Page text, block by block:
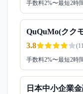
手数料2%〜最短2時
QuQuMo(クク
3.8
(11
手数料2%〜最短2時
日本中小企業